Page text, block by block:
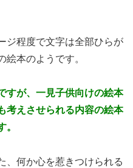
ジ程度で文字は全部ひらが
絵本のようです。
すが、一見子供向けの絵本
考えさせられる内容の絵本
。
、何か心を惹きつけられる